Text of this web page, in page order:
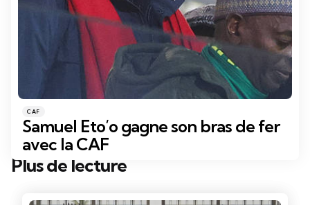
Catégories
Posté
dans
CAF
Samuel Eto’o gagne son bras de fer
avec la CAF
Plus de lecture
Post